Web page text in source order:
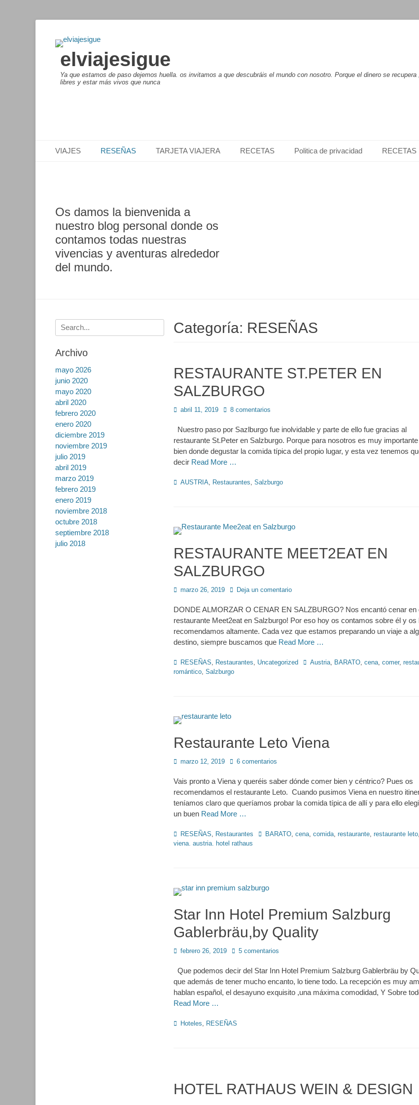
elviajesigue
Ya que estamos de paso dejemos huella. os invitamos a que descubráis el mundo con nosotro. Porque el dinero se
libres y estar más vivos que nunca
Menú principal
VIAJES RESEÑAS TARJETA VIAJERA RECETAS Politica de privacidad RECETAS
Os damos la bienvenida a
nuestro blog personal donde os
contamos todas nuestras
vivencias y aventuras alrededor
del mundo.
Categoría: RESEÑAS
RESTAURANTE ST.PETER EN
SALZBURGO
Publicado
abril 11, 2019 8 comentarios
Nuestro paso por Sazlburgo fue inolvidable y parte de ello fue gracias al
restaurante St.Peter en Salzburgo. Porque para nosotros es muy
bien donde degustar la comida típica del propio lugar, y esta vez tenemos
decir Read More …
Categorías
AUSTRIA, Restaurantes, Salzburgo
RESTAURANTE MEET2EAT EN
SALZBURGO
Publicado
marzo 26, 2019 Deja un comentario
DONDE ALMORZAR O CENAR EN SALZBURGO? Nos encantó cenar en
restaurante Meet2eat en Salzburgo! Por eso hoy os contamos sobre él y os
recomendamos altamente. Cada vez que estamos preparando un viaje a
destino, siempre buscamos que Read More …
Categorías
RESEÑAS, Restaurantes, Uncategorized Etiquetas
Austria, BARATO, cena, comer,
romántico, Salzburgo
Restaurante Leto Viena
Publicado
marzo 12, 2019 6 comentarios
Vais pronto a Viena y queréis saber dónde comer bien y céntrico? Pues os
recomendamos el restaurante Leto. Cuando pusimos Viena en nuestro
teníamos claro que queríamos probar la comida típica de allí y para ello
un buen Read More …
Categorías
RESEÑAS, Restaurantes Etiquetas
BARATO, cena, comida, restaurante, restaurante leto,
viena. austria. hotel rathaus
Star Inn Hotel Premium Salzburg
Gablerbräu,by Quality
Publicado
febrero 26, 2019 5 comentarios
Que podemos decir del Star Inn Hotel Premium Salzburg Gablerbräu by
que además de tener mucho encanto, lo tiene todo. La recepción es muy
hablan español, el desayuno exquisito ,una máxima comodidad, Y Sobre
Read More …
Categorías
Hoteles, RESEÑAS
HOTEL RATHAUS WEIN & DESIGN
Buscar:
Archivo
mayo 2026
junio 2020
mayo 2020
abril 2020
febrero 2020
enero 2020
diciembre 2019
noviembre 2019
julio 2019
abril 2019
marzo 2019
febrero 2019
enero 2019
noviembre 2018
octubre 2018
septiembre 2018
julio 2018